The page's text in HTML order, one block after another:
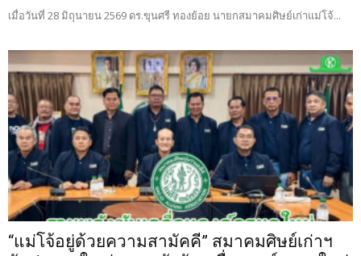
เมื่อวันที่ 28 มิถุนายน 2569 ดร.ขุนศรี ทองย้อย นายกสมาคมศิษย์เก่าแม่โจ้​...
“แม่โจ้อยู่ด้วยความสามัคคี” สมาคมศิษย์เก่าฯ